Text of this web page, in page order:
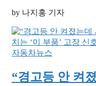
by 나지홍 기자
자동차뉴스
“경고등 안 켜